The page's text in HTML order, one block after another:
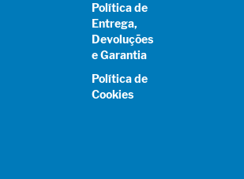
Política de
Entrega,
Devoluções
e Garantia
Política de
Cookies